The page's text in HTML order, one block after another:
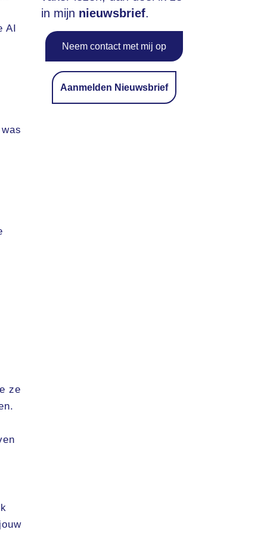
AI
ze
in mijn nieuwsbrief.
Neem contact met mij op
Aanmelden Nieuwsbrief